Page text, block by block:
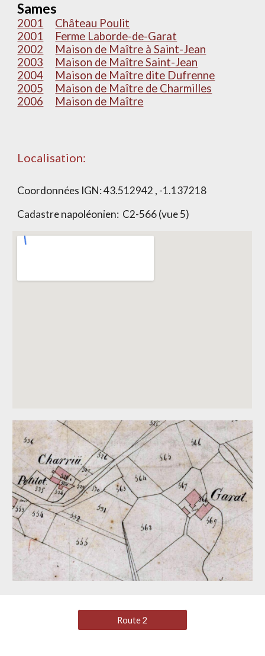
Sames
2001
Château Poulit
2001
Ferme Laborde-de-Garat
2002
Maison de Maître à Saint-Jean
2003
Maison de Maître Saint-Jean
2004
Maison de Maître dite Dufrenne
2005
Maison de Maître de Charmilles
2006
Maison de Maître
Localisation:
Coordonnées IGN:43.512942 , -1.137218
Cadastre napoléonien: C2-566 (vue 5)
Route 2